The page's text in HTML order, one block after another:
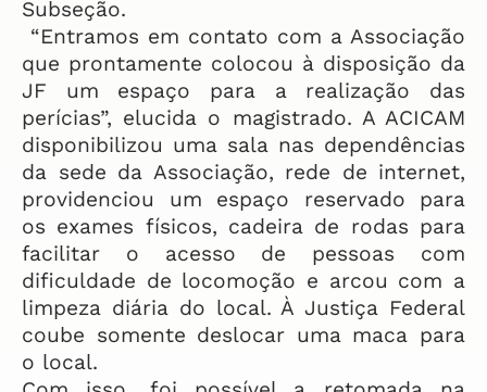
Subseção.
“Entramos em contato com a Associação
que prontamente colocou à disposição da
JF um espaço para a realização das
perícias”, elucida o magistrado. A ACICAM
disponibilizou uma sala nas dependências
da sede da Associação, rede de internet,
providenciou um espaço reservado para
os exames físicos, cadeira de rodas para
facilitar o acesso de pessoas com
dificuldade de locomoção e arcou com a
limpeza diária do local. À Justiça Federal
coube somente deslocar uma maca para
o local.